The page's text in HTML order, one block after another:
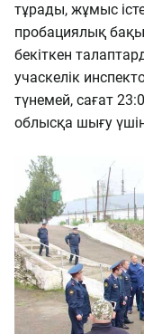
тұрады, жұмыс
пробациялық
бекіткен
учаскелік
түнемей, сағат
облысқа шығу